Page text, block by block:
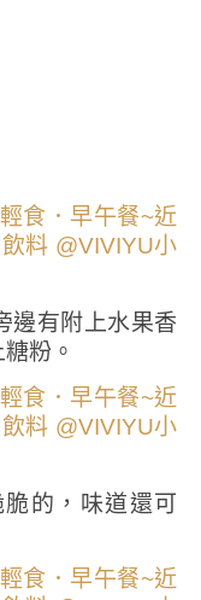
邊有附上水果香
粉。
的，味道還可